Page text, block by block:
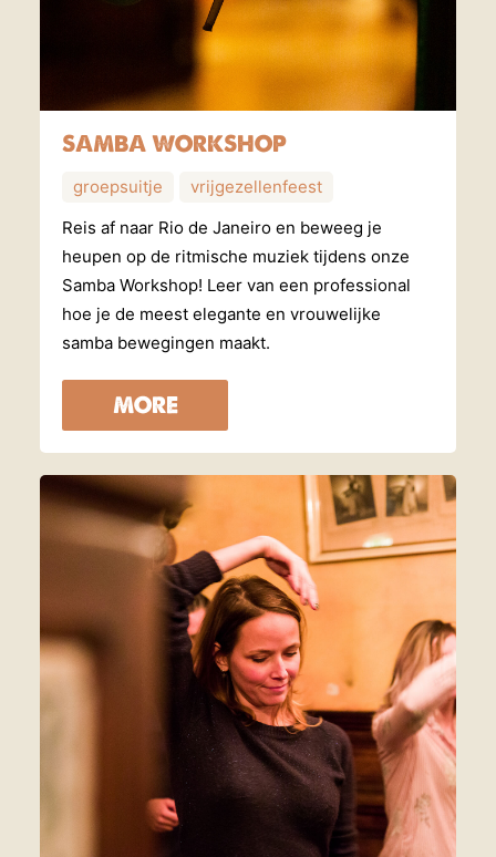
SAMBA WORKSHOP
groepsuitje
vrijgezellenfeest
Reis af naar Rio de Janeiro en beweeg je
heupen op de ritmische muziek tijdens onze
Samba Workshop! Leer van een professional
hoe je de meest elegante en vrouwelijke
samba bewegingen maakt.
MORE